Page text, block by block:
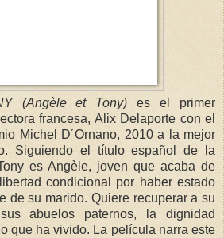
(Angèle et Tony) es el primer
francesa, Alix Delaporte con el
Michel D´Ornano, 2010 a la mejor
Siguiendo el título español de la
es Angèle, joven que acaba de
condicional por haber estado
de su marido. Quiere recuperar a su
abuelos paternos, la dignidad
que ha vivido. La película narra este